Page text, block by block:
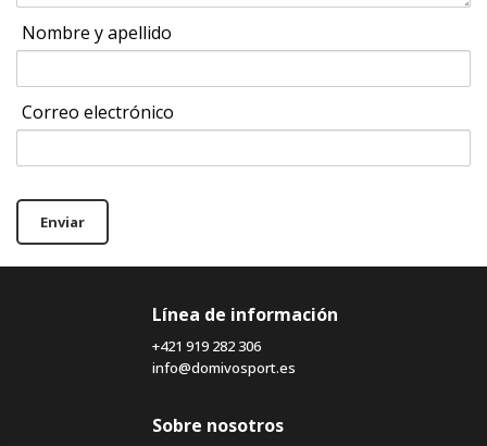
Nombre y apellido
Correo electrónico
Enviar
Línea de información
+421 919 282 306
info@domivosport.es
Sobre nosotros